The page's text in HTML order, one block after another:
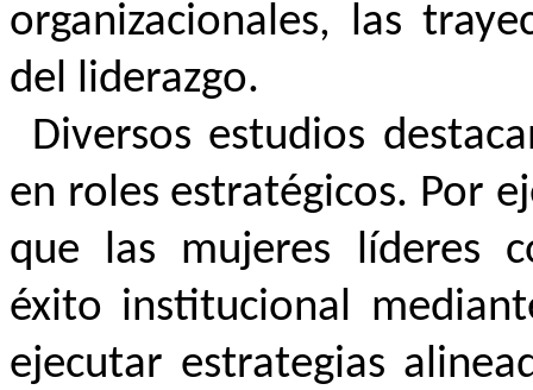
organizacionales, las
del liderazgo.
Diversos estudios
en roles estratégicos. Por
que las mujeres líderes
éxito institucional
ejecutar estrategias